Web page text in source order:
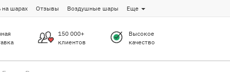
на шарах Отзывы Воздушные шары Еще
150 000+
клиентов
Высокое
качество